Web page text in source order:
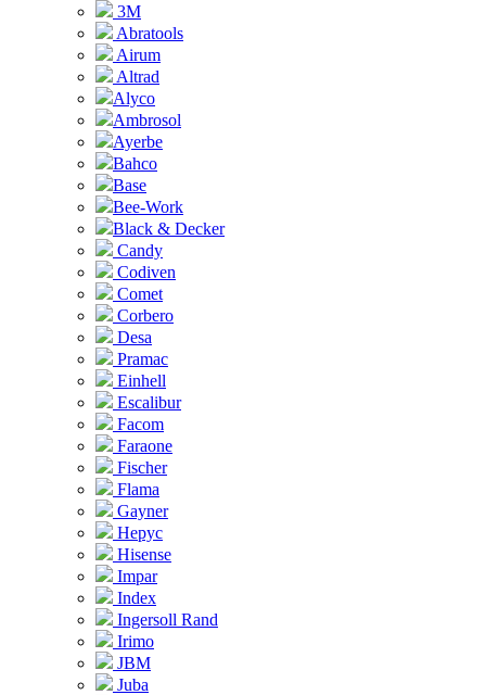
3M
Abratools
Airum
Altrad
Alyco
Ambrosol
Ayerbe
Bahco
Base
Bee-Work
Black & Decker
Candy
Codiven
Comet
Corbero
Desa
Pramac
Einhell
Escalibur
Facom
Faraone
Fischer
Flama
Gayner
Hepyc
Hisense
Impar
Index
Ingersoll Rand
Irimo
JBM
Juba